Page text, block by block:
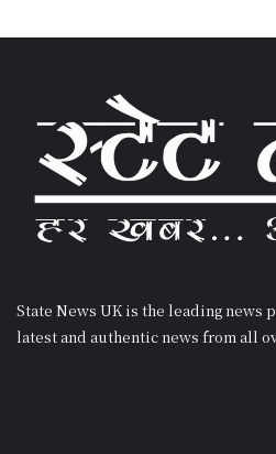
State News UK is the leading
latest and authentic news from all